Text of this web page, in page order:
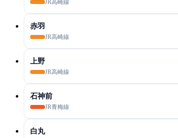
JR高崎線
赤羽
JR高崎線
上野
JR高崎線
石神前
JR青梅線
白丸